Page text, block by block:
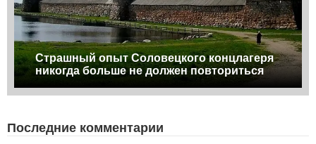
Страшный опыт Соловецкого концлагеря
никогда больше не должен повториться
Последние комментарии